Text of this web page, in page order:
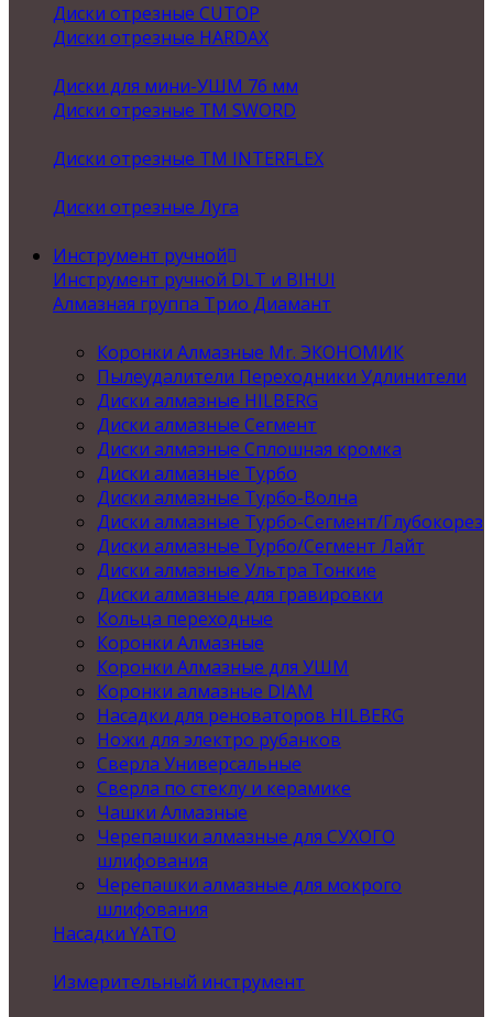
Диски отрезные CUTOP
Диски отрезные HARDAX
Диски для мини-УШМ 76 мм
Диски отрезные ТМ SWORD
Диски отрезные ТМ INTERFLEX
Диски отрезные Луга
Инструмент ручной
Инструмент ручной DLT и BIHUI
Алмазная группа Трио Диамант
Коронки Алмазные Mr. ЭКОНОМИК
Пылеудалители Переходники Удлинители
Диски алмазные HILBERG
Диски алмазные Сегмент
Диски алмазные Сплошная кромка
Диски алмазные Турбо
Диски алмазные Турбо-Волна
Диски алмазные Турбо-Сегмент/Глубокорез
Диски алмазные Турбо/Сегмент Лайт
Диски алмазные Ультра Тонкие
Диски алмазные для гравировки
Кольца переходные
Коронки Алмазные
Коронки Алмазные для УШМ
Коронки алмазные DIAM
Насадки для реноваторов HILBERG
Ножи для электро рубанков
Сверла Универсальные
Сверла по стеклу и керамике
Чашки Алмазные
Черепашки алмазные для СУХОГО
шлифования
Черепашки алмазные для мокрого
шлифования
Насадки YATO
Измерительный инструмент